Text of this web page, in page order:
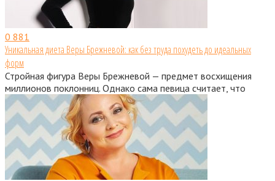
0 881
Уникальная диета Веры Брежневой: как без труда похудеть до идеальных
форм
Стройная фигура Веры Брежневой — предмет восхищения
миллионов поклонниц. Однако сама певица считает, что